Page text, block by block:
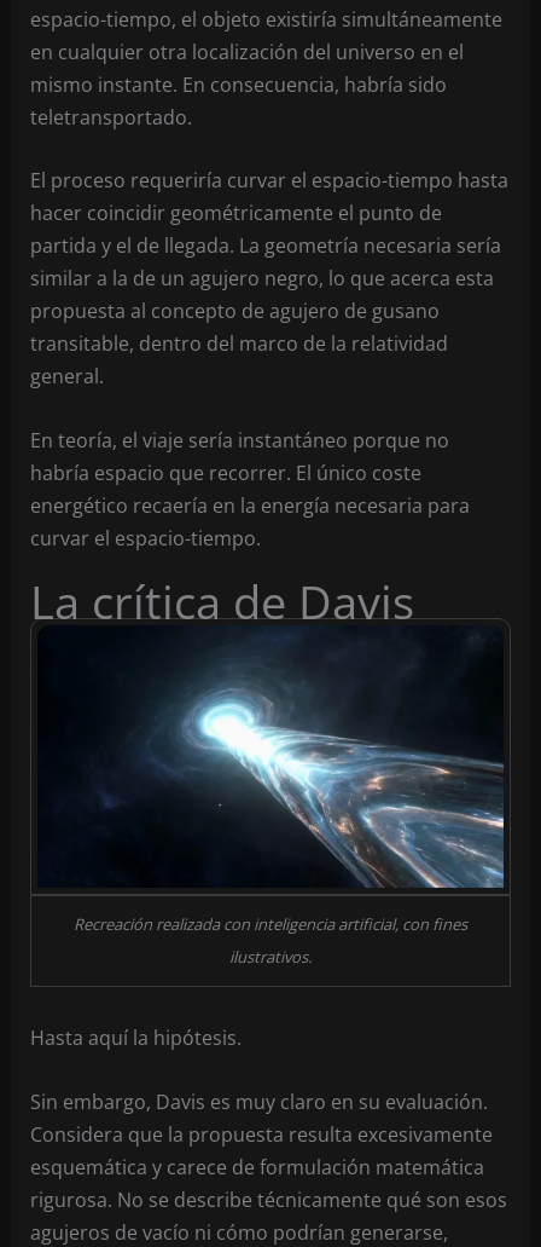
espacio-tiempo, el objeto existiría simultáneamente
en cualquier otra localización del universo en el
mismo instante. En consecuencia, habría sido
teletransportado.
El proceso requeriría curvar el espacio-tiempo hasta
hacer coincidir geométricamente el punto de
partida y el de llegada. La geometría necesaria sería
similar a la de un agujero negro, lo que acerca esta
propuesta al concepto de agujero de gusano
transitable, dentro del marco de la relatividad
general.
En teoría, el viaje sería instantáneo porque no
habría espacio que recorrer. El único coste
energético recaería en la energía necesaria para
curvar el espacio-tiempo.
La crítica de Davis
Recreación realizada con inteligencia artificial, con fines
ilustrativos.
Hasta aquí la hipótesis.
Sin embargo, Davis es muy claro en su evaluación.
Considera que la propuesta resulta excesivamente
esquemática y carece de formulación matemática
rigurosa. No se describe técnicamente qué son esos
agujeros de vacío ni cómo podrían generarse,